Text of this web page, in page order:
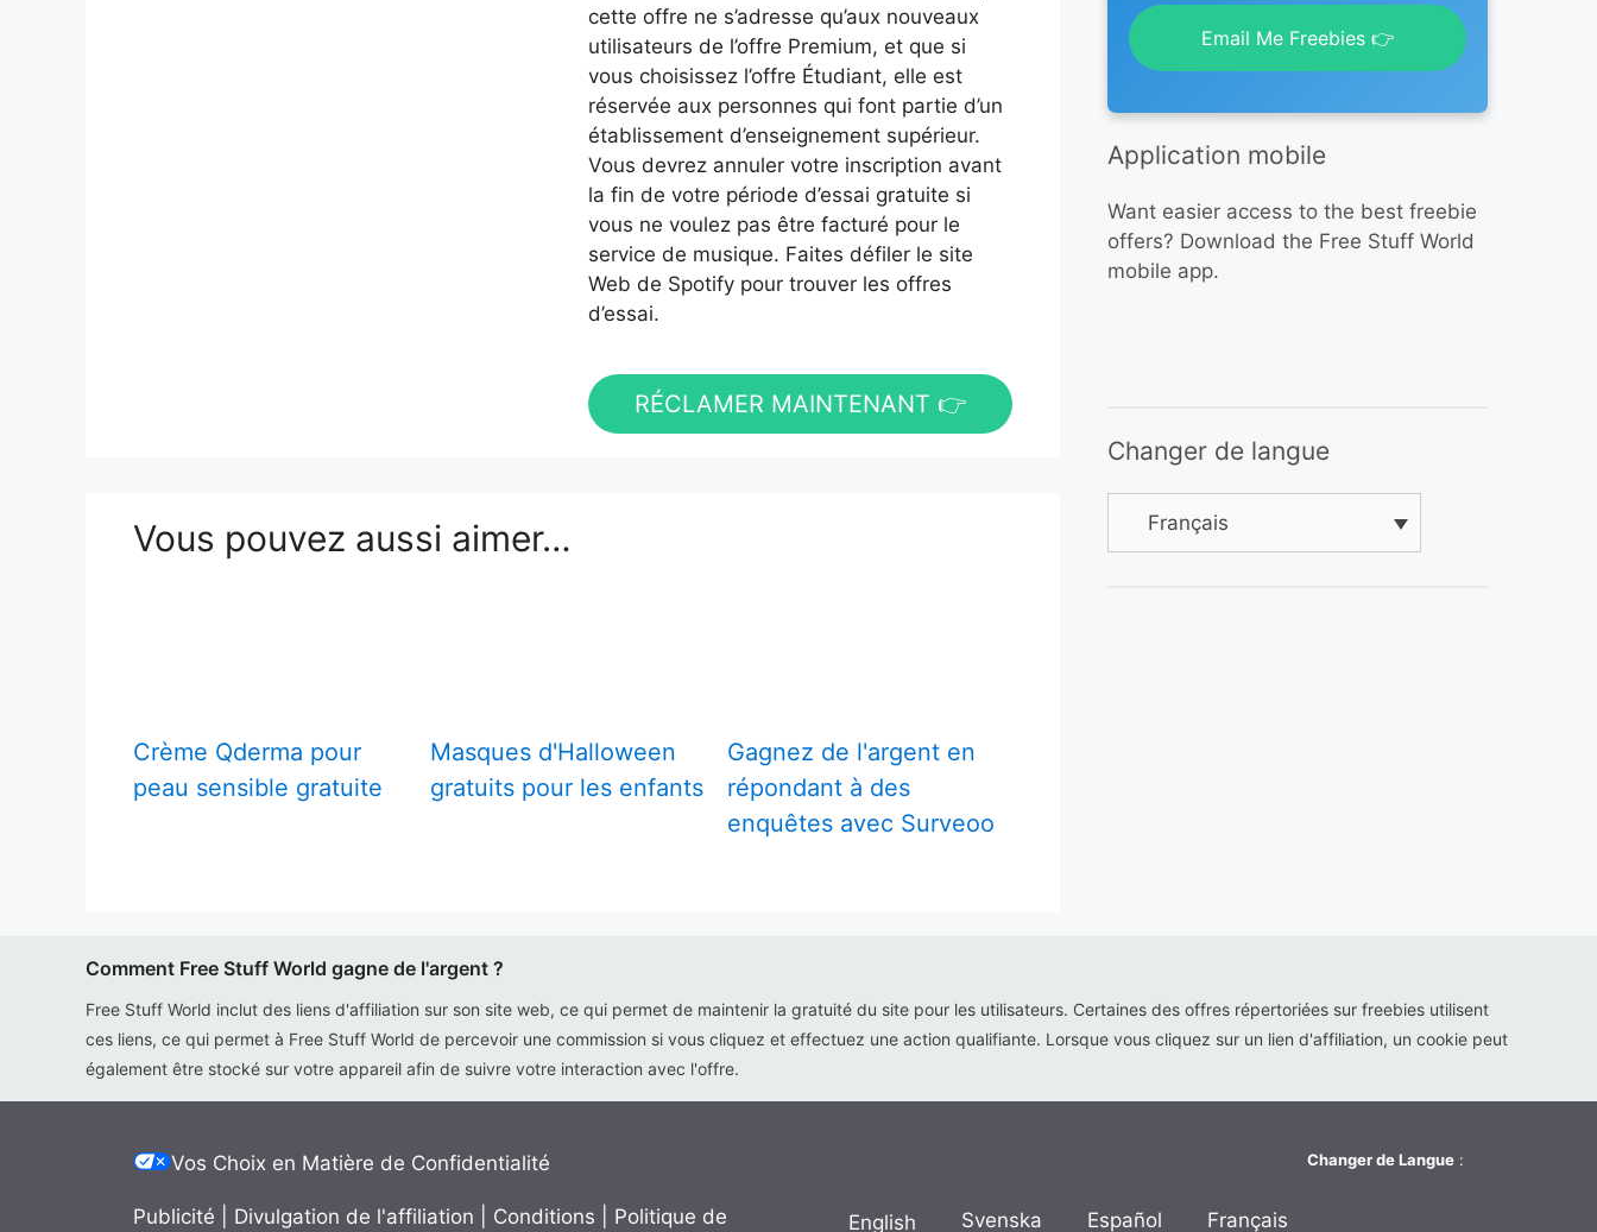
cette offre ne s’adresse qu’aux nouveaux
utilisateurs de l’offre Premium, et que si
vous choisissez l’offre Étudiant, elle est
réservée aux personnes qui font partie d’un
établissement d’enseignement supérieur.
Vous devrez annuler votre inscription avant
la fin de votre période d’essai gratuite si
vous ne voulez pas être facturé pour le
service de musique. Faites défiler le site
Web de Spotify pour trouver les offres
d’essai.
RÉCLAMER MAINTENANT 👉
Vous pouvez aussi aimer…
Crème Qderma pour
peau sensible gratuite
Masques d'Halloween
gratuits pour les enfants
Gagnez de l'argent en
répondant à des
enquêtes avec Surveoo
Email Me Freebies 👉
Application mobile
Want easier access to the best freebie
offers? Download the Free Stuff World
mobile app.
Changer de langue
Français
Comment Free Stuff World gagne de l'argent ?
Free Stuff World inclut des liens d'affiliation sur son site web, ce qui permet de maintenir la gratuité du site pour les utilisateurs. Certaines des offres répertoriées sur freebies utilisent
ces liens, ce qui permet à Free Stuff World de percevoir une commission si vous cliquez et effectuez une action qualifiante. Lorsque vous cliquez sur un lien d'affiliation, un cookie peut
également être stocké sur votre appareil afin de suivre votre interaction avec l'offre.
Vos Choix en Matière de Confidentialité
Publicité Divulgation de l'affiliation Conditions Politique de
Changer de Langue :
English Svenska Español Français